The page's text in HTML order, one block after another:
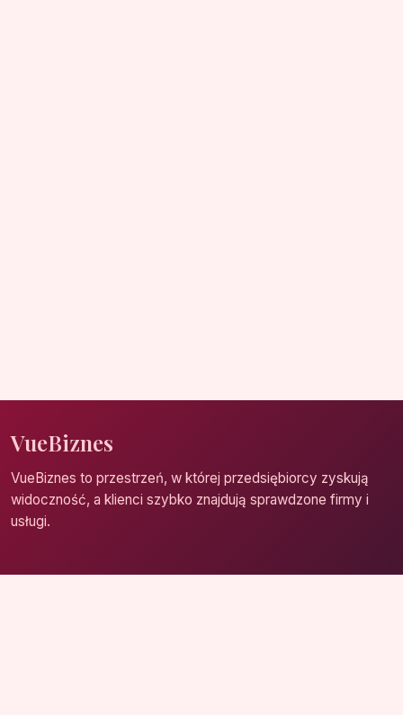
VueBiznes
VueBiznes to przestrzeń, w której przedsiębiorcy zyskują
widoczność, a klienci szybko znajdują sprawdzone firmy i
usługi.